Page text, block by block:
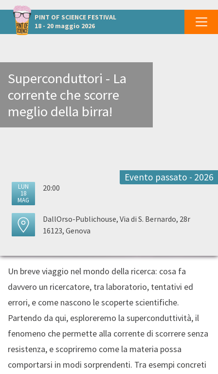
PINT OF SCIENCE FESTIVAL
18 - 20 maggio 2026
Altri eventi a Genova
Superconduttori - La
corrente che scorre
meglio della birra!
Evento passato - 2026
LUN
18
MAG
20:00
DallOrso-Publichouse, Via di S. Bernardo, 28r
16123, Genova
Un breve viaggio nel mondo della ricerca: cosa fa
davvero un ricercatore, tra laboratorio, tentativi ed
errori, e come nascono le scoperte scientifiche.
Partendo da qui, esploreremo la superconduttività, il
fenomeno che permette alla corrente di scorrere senza
resistenza, e scopriremo come la materia possa
comportarsi in modi sorprendenti. Tra esempi concreti